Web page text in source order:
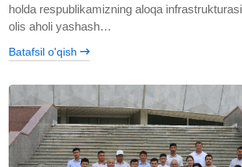
holda respublikamizning aloqa
olis aholi yashash…
Batafsil o'qish